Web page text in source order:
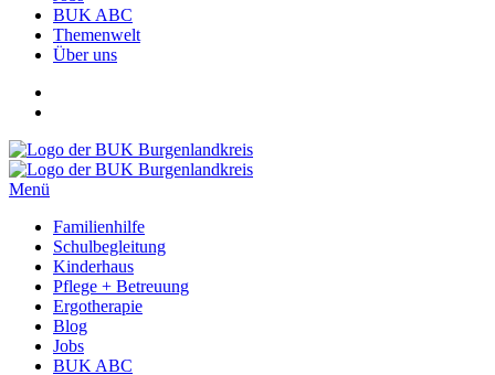
BUK ABC
Themenwelt
Über uns
Menü
Familienhilfe
Schulbegleitung
Kinderhaus
Pflege + Betreuung
Ergotherapie
Blog
Jobs
BUK ABC